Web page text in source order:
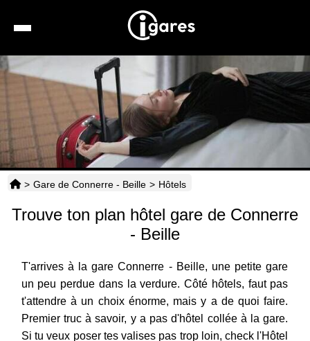
Location de voiture
Hôtels
Taxis
Horaires
> Gare de Connerre - Beille > Hôtels
Trouve ton plan hôtel gare de Connerre
- Beille
T'arrives à la gare Connerre - Beille, une petite gare
un peu perdue dans la verdure. Côté hôtels, faut pas
t'attendre à un choix énorme, mais y a de quoi faire.
Premier truc à savoir, y a pas d'hôtel collée à la gare.
Si tu veux poser tes valises pas trop loin, check l'Hôtel